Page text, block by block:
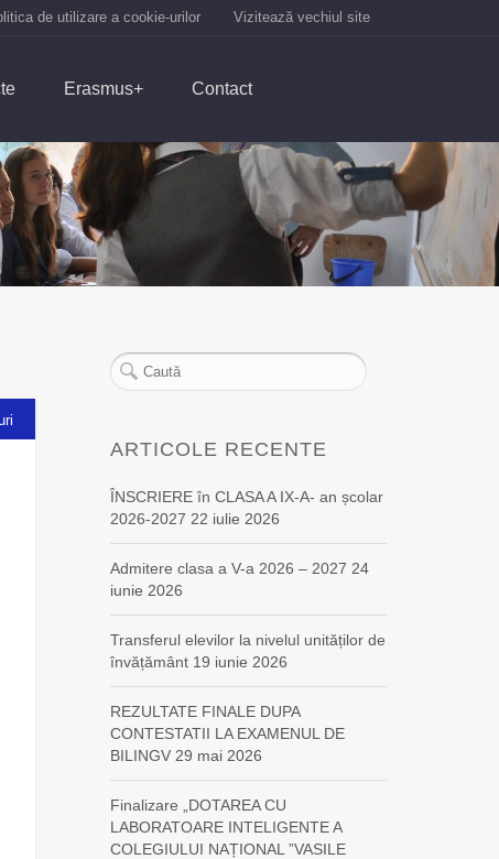
de utilizare a cookie-urilor Vizitează vechiul site
Erasmus+ Contact
ARTICOLE RECENTE
ÎNSCRIERE în CLASA A IX-A- an școlar
2026-2027 22 iulie 2026
Admitere clasa a V-a 2026 – 2027 24
iunie 2026
Transferul elevilor la nivelul unităților de
învățământ 19 iunie 2026
REZULTATE FINALE DUPA
CONTESTATII LA EXAMENUL DE
BILINGV 29 mai 2026
Finalizare „DOTAREA CU
LABORATOARE INTELIGENTE A
COLEGIULUI NAȚIONAL ”VASILE